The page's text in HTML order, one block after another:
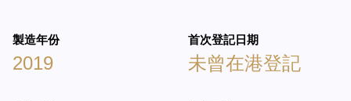
製造年份
2019
首次登記日期
未曾在港登記